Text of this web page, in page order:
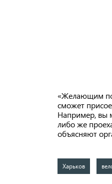
«Желающим
сможет
Например, вы
либо же
объясняют
Харьков